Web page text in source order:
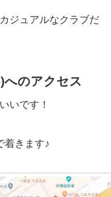
ジュアルなクラブだ
へのアクセス
いです！
着きます♪